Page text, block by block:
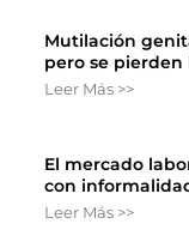
Mutilación
pero se pierden
Leer Más >>
El mercado
con
Leer Más >>